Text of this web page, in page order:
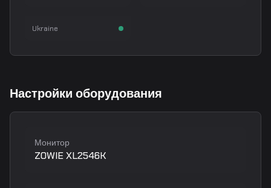
AWPer
Ukraine
Настройки оборудования
Монитор
ZOWIE XL2546K